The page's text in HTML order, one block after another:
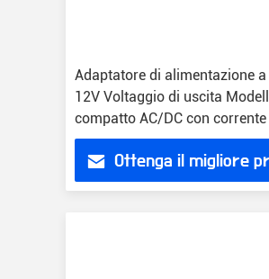
Adaptatore di alimentazione
12V Voltaggio di uscita
compatto AC/DC con corrente
Ottenga il migliore